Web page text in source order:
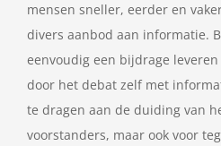
mensen sneller, eerder en
divers aanbod aan informatie.
eenvoudig een bijdrage
door het debat zelf met
te dragen aan de duiding van
voorstanders, maar ook voor